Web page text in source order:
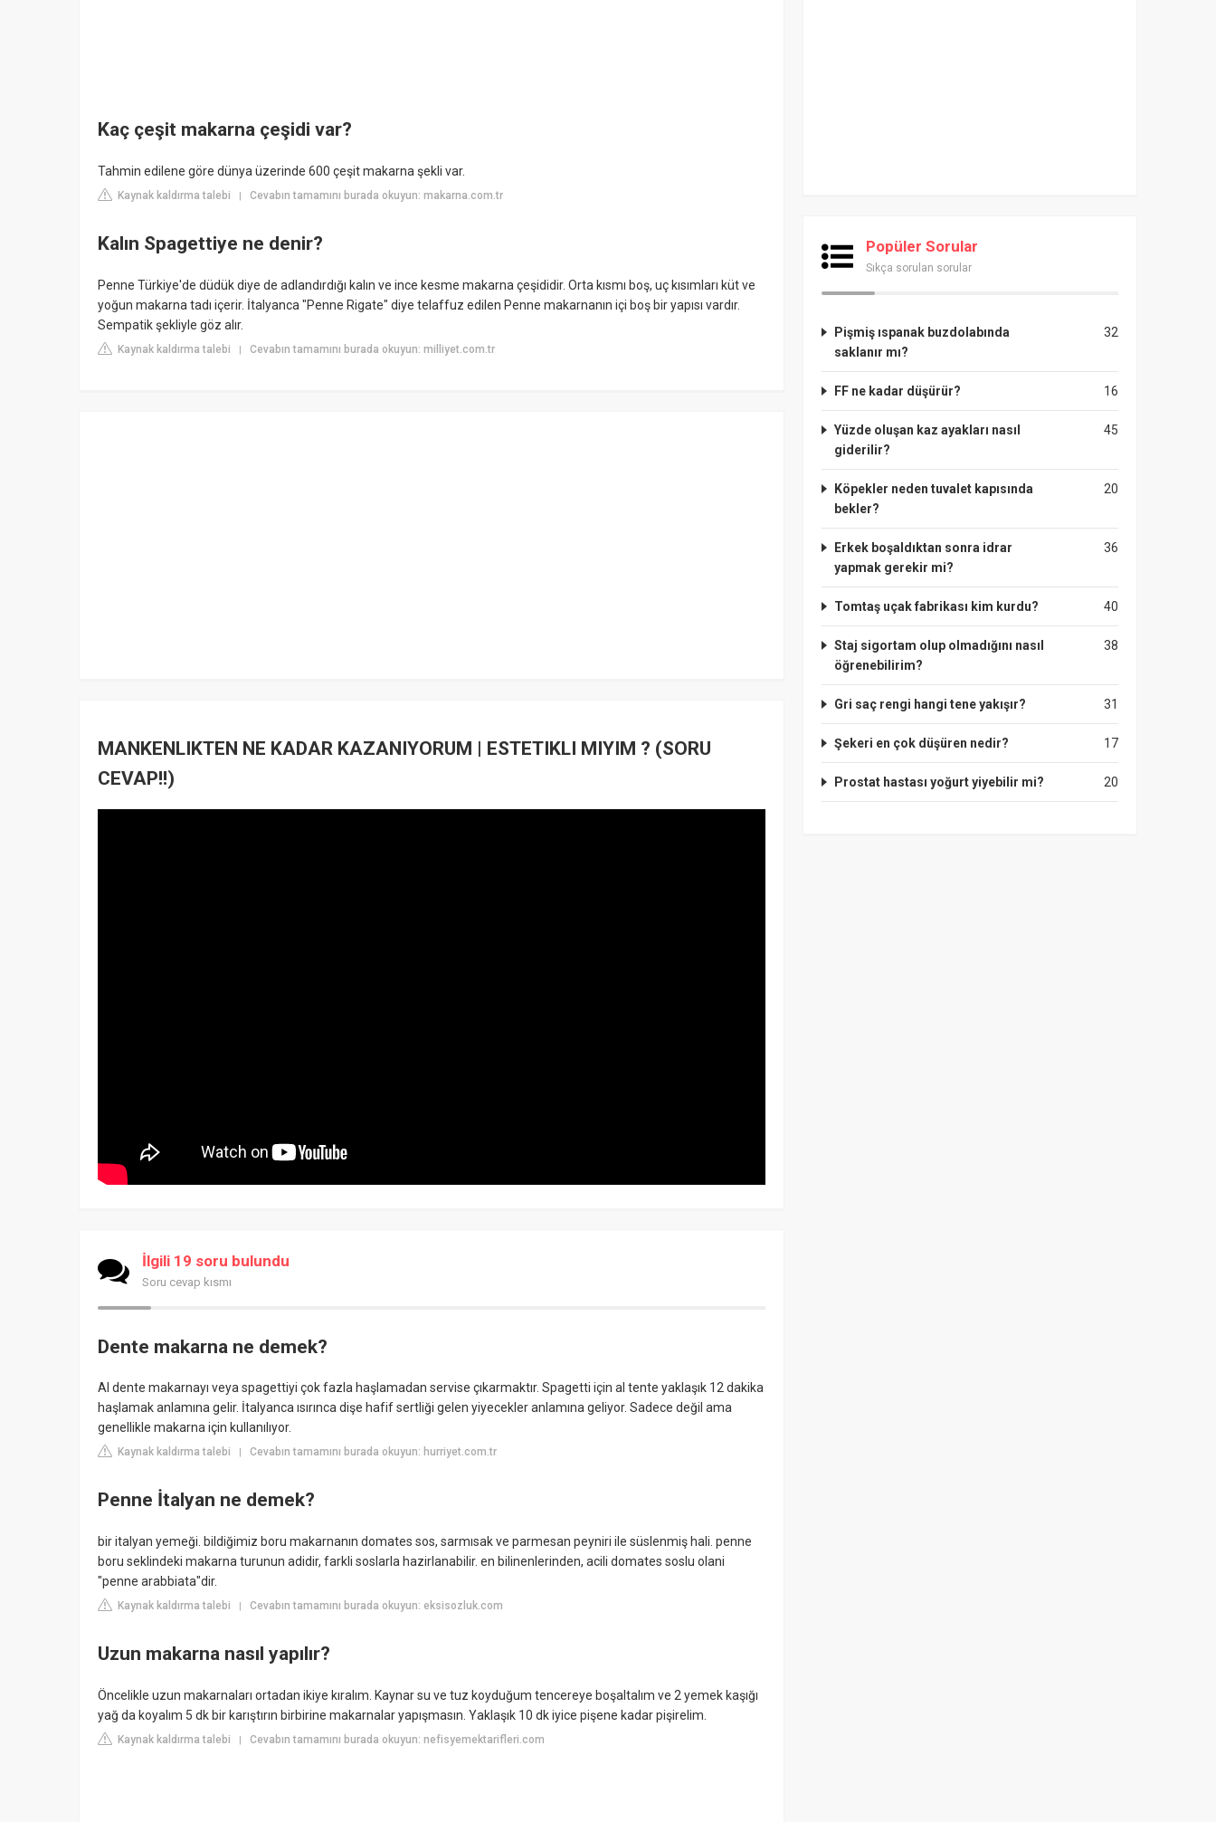
Kaç çeşit makarna çeşidi var?
Tahmin edilene göre dünya üzerinde 600 çeşit makarna şekli var.
Kaynak kaldırma talebi | Cevabın tamamını burada okuyun: makarna.com.tr
Kalın Spagettiye ne denir?
Penne Türkiye'de düdük diye de adlandırdığı kalın ve ince kesme makarna çeşididir. Orta kısmı boş, uç kısımları küt ve
yoğun makarna tadı içerir. İtalyanca "Penne Rigate" diye telaffuz edilen Penne makarnanın içi boş bir yapısı vardır.
Sempatik şekliyle göz alır.
Kaynak kaldırma talebi | Cevabın tamamını burada okuyun: milliyet.com.tr
MANKENLIKTEN NE KADAR KAZANIYORUM | ESTETIKLI MIYIM ? (SORU
CEVAP!!)
İlgili 19 soru bulundu
Soru cevap kısmı
Dente makarna ne demek?
Al dente makarnayı veya spagettiyi çok fazla haşlamadan servise çıkarmaktır. Spagetti için al tente yaklaşık 12 dakika
haşlamak anlamına gelir. İtalyanca ısırınca dişe hafif sertliği gelen yiyecekler anlamına geliyor. Sadece değil ama
genellikle makarna için kullanılıyor.
Kaynak kaldırma talebi | Cevabın tamamını burada okuyun: hurriyet.com.tr
Penne İtalyan ne demek?
bir italyan yemeği. bildiğimiz boru makarnanın domates sos, sarmısak ve parmesan peyniri ile süslenmiş hali. penne
boru seklindeki makarna turunun adidir, farkli soslarla hazirlanabilir. en bilinenlerinden, acili domates soslu olani
"penne arabbiata"dir.
Kaynak kaldırma talebi | Cevabın tamamını burada okuyun: eksisozluk.com
Uzun makarna nasıl yapılır?
Öncelikle uzun makarnaları ortadan ikiye kıralım. Kaynar su ve tuz koyduğum tencereye boşaltalım ve 2 yemek kaşığı
yağ da koyalım 5 dk bir karıştırın birbirine makarnalar yapışmasın. Yaklaşık 10 dk iyice pişene kadar pişirelim.
Kaynak kaldırma talebi | Cevabın tamamını burada okuyun: nefisyemektarifleri.com
Popüler Sorular
Sıkça sorulan sorular
32
Pişmiş ıspanak buzdolabında
saklanır mı?
16
FF ne kadar düşürür?
45
Yüzde oluşan kaz ayakları nasıl
giderilir?
20
Köpekler neden tuvalet kapısında
bekler?
36
Erkek boşaldıktan sonra idrar
yapmak gerekir mi?
40
Tomtaş uçak fabrikası kim kurdu?
38
Staj sigortam olup olmadığını nasıl
öğrenebilirim?
31
Gri saç rengi hangi tene yakışır?
17
Şekeri en çok düşüren nedir?
20
Prostat hastası yoğurt yiyebilir mi?